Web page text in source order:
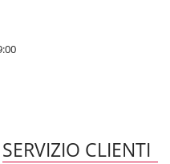
SERVIZIO CLIENTI